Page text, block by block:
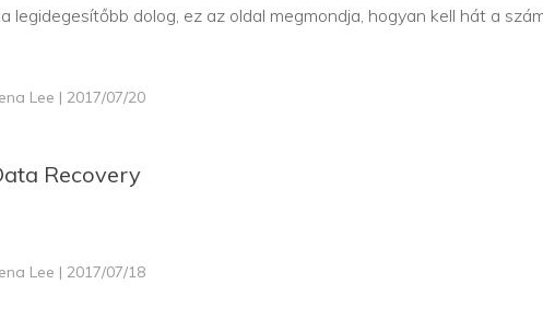
legidegesítőbb dolog, ez az oldal megmondja, hogyan kell hát a
Lee | 2017/07/20
Recovery
Lee | 2017/07/18